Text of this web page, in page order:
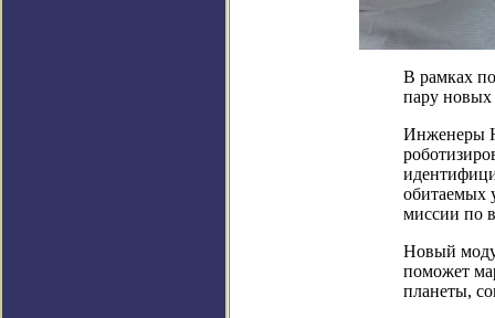
В рамках
пару новых
Инженеры
обитаемых
миссии по
Новый
поможет
планеты,